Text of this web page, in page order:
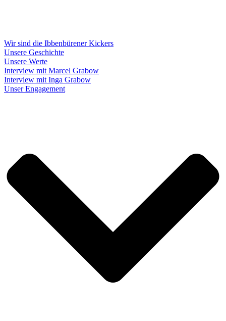
Wir sind die Ibbenbürener Kickers
Unsere Geschichte
Unsere Werte
Interview mit Marcel Grabow
Interview mit Inga Grabow
Unser Engagement